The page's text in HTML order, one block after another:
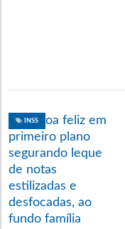
INSS